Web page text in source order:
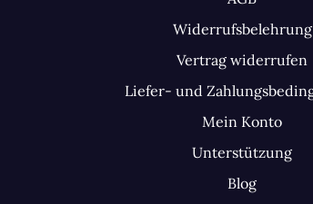
Widerrufsbelehrung
Vertrag widerrufen
Liefer- und
Mein Konto
Unterstützung
Blog